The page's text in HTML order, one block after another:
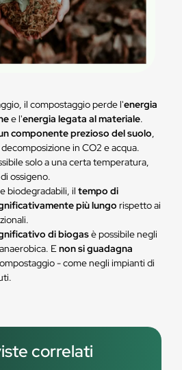
il compostaggio perde l'energia
e l'energia legata al materiale.
componente prezioso del suolo,
in CO2 e acqua.
solo a una certa temperatura,
ossigeno.
biodegradabili, il tempo di
più lungo rispetto ai
di biogasè possibile negli
Enon si guadagna
- come negli impianti di
correlati